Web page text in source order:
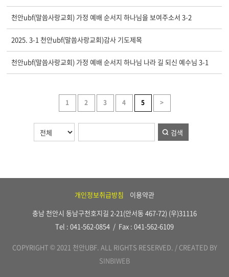
천안ubf(말씀사랑교회) 가정 예배 순서지 하나님을 보여주소서 3-2
2025. 3-1 천안ubf(말씀사랑교회)감사 기도제목
천안ubf(말씀사랑교회) 가정 예배 순서지 하나님 나라 길 되신 예수님 3-1
1 2 3 4 5 >
검색
개인정보취급방침
이용약관
충남 천안시 동남구천호지길 2-21(안서동 467-72) (우)31116
Tel : 041-562-0854 / Fax : 041-562-6109
COPYRIGHT © 2021 천안UBF. ALL RIGHTS RESERVED. / CREATED BY
SINBIWEB